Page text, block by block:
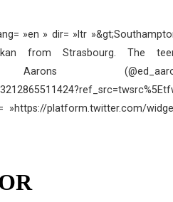
»en » dir= »ltr
from Strasbourg. The
Aarons
»https://platform.twitter.com/